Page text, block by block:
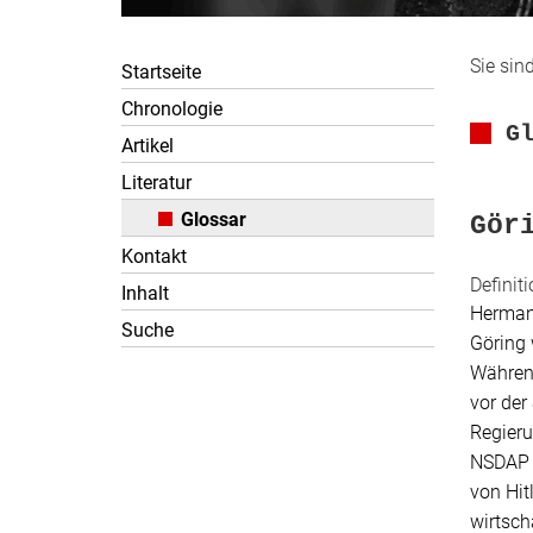
Startseite
Chronologie
Artikel
Literatur
Glossar
Kontakt
Inhalt
Suche
Sie
Göring
vor
von